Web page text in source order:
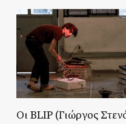
Οι BLIP (Γιώργος